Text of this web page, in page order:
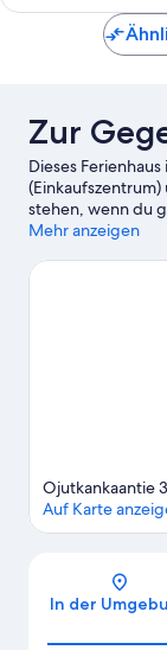
Bewertungen
Zur
Dieses
stehen, wenn du
lieber die Natur
Kindern
Mehr anzeigen
Ojutkankaantie
Auf Karte
In der